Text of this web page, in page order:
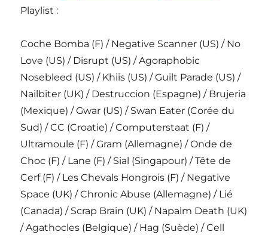
Playlist :
Coche Bomba (F) / Negative Scanner (US) / No
Love (US) / Disrupt (US) / Agoraphobic
Nosebleed (US) / Khiis (US) / Guilt Parade (US) /
Nailbiter (UK) / Destruccion (Espagne) / Brujeria
(Mexique) / Gwar (US) / Swan Eater (Corée du
Sud) / CC (Croatie) / Computerstaat (F) /
Ultramoule (F) / Gram (Allemagne) / Onde de
Choc (F) / Lane (F) / Sial (Singapour) / Tête de
Cerf (F) / Les Chevals Hongrois (F) / Negative
Space (UK) / Chronic Abuse (Allemagne) / Lié
(Canada) / Scrap Brain (UK) / Napalm Death (UK)
/ Agathocles (Belgique) / Hag (Suède) / Cell